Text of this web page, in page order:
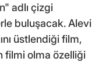
adlı çizgi
buluşacak. Alevi
üstlendiği film,
filmi olma özelliği